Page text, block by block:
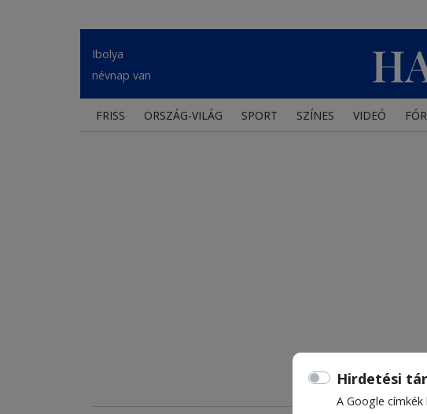
Hirdetési
A Google
Ibolya
névnap van
FRISS ORSZÁG-VILÁG SPORT SZÍNES VIDEÓ